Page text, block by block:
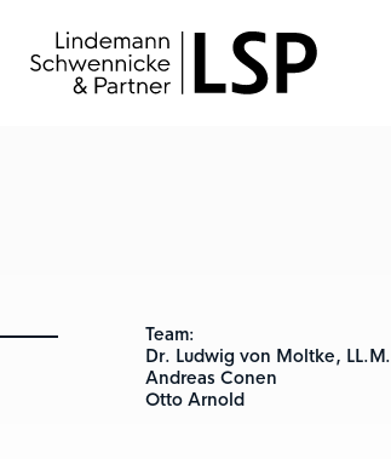
Team:
Dr. Ludwig von Moltke, LL.M.
Andreas Conen
Otto Arnold